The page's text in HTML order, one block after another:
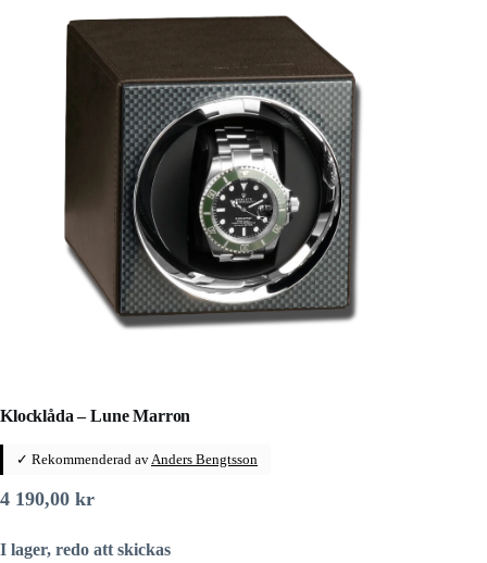
Klocklåda – Lune Marron
✓ Rekommenderad av Anders Bengtsson
4 190,00 kr
I lager, redo att skickas